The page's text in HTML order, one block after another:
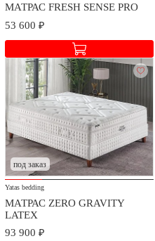
МАТРАС FRESH SENSE PRO
53 600 ₽
под заказ
Yatas bedding
МАТРАС ZERO GRAVITY
LATEX
93 900 ₽